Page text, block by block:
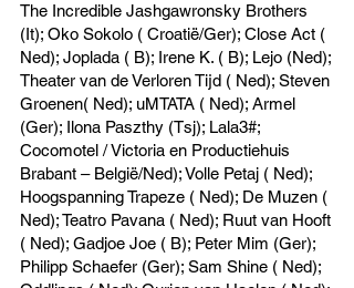
The Incredible Jashgawronsky Brothers
(It); Oko Sokolo ( Croatië/Ger); Close Act (
Ned); Joplada ( B); Irene K. ( B); Lejo (Ned);
Theater van de Verloren Tijd ( Ned); Steven
Groenen( Ned); uMTATA ( Ned); Armel
(Ger); Ilona Paszthy (Tsj); Lala3#;
Cocomotel / Victoria en Productiehuis
Brabant – België/Ned); Volle Petaj ( Ned);
Hoogspanning Trapeze ( Ned); De Muzen (
Ned); Teatro Pavana ( Ned); Ruut van Hooft
( Ned); Gadjoe Joe ( B); Peter Mim (Ger);
Philipp Schaefer (Ger); Sam Shine ( Ned);